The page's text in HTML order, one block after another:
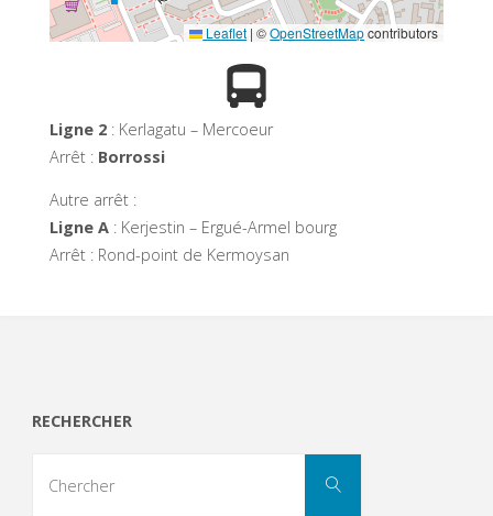
Leaflet | ©OpenStreetMapcontributors
Ligne 2: Kerlagatu – Mercoeur
Arrêt : Borrossi
Autre arrêt :
Ligne A: Kerjestin – Ergué-Armel bourg
Arrêt : Rond-point de Kermoysan
RECHERCHER
Chercher